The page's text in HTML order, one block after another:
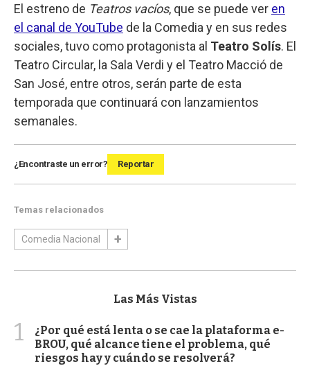
El estreno de Teatros vacíos, que se puede ver en
el canal de YouTube de la Comedia y en sus redes
sociales, tuvo como protagonista al Teatro Solís. El
Teatro Circular, la Sala Verdi y el Teatro Macció de
San José, entre otros, serán parte de esta
temporada que continuará con lanzamientos
semanales.
¿Encontraste un error? Reportar
Temas relacionados
Comedia Nacional
Las Más Vistas
1
¿Por qué está lenta o se cae la plataforma e-
BROU, qué alcance tiene el problema, qué
riesgos hay y cuándo se resolverá?